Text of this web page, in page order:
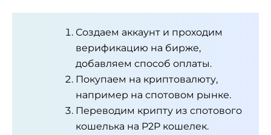
Создаем аккаунт и проходим
верификацию на бирже,
добавляем способ оплаты.
Покупаем на криптовалюту,
например на спотовом рынке.
Переводим крипту из спотового
кошелька на P2P кошелек.